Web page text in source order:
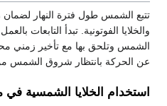
تتبع الشمس طول فترة النهار
والخلايا الفوتونية. تبدأ التابعات
الشمس وتلحق بها مع تأخير زمني
عن الحركة بانتظار شروق الشمس
استخدام الخلايا الشمسية